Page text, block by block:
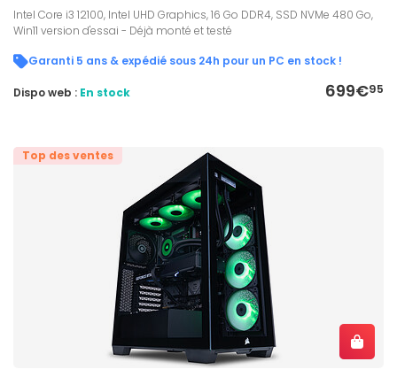
Intel Core i3 12100, Intel UHD Graphics, 16 Go DDR4, SSD NVMe 480 Go,
Win11 version d'essai - Déjà monté et testé
Garanti 5 ans & expédié sous 24h pour un PC en stock !
699€95
Dispo web : En stock
Top des ventes